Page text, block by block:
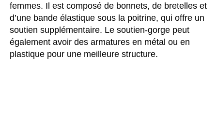
femmes. Il est composé de bonnets, de bretelles et
d’une bande élastique sous la poitrine, qui offre un
soutien supplémentaire. Le soutien-gorge peut
également avoir des armatures en métal ou en
plastique pour une meilleure structure.